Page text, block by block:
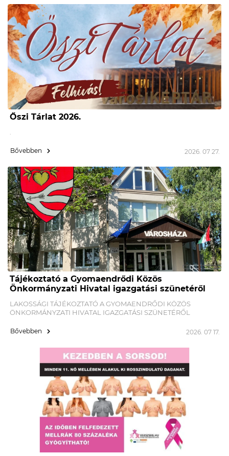
Őszi Tárlat 2026.
Bővebben 2026. 07 27.
Tájékoztató a Gyomaendrődi Közös
Önkormányzati Hivatal igazgatási szünetéről
LAKOSSÁGI TÁJÉKOZTATÓ A GYOMAENDRŐDI KÖZÖS
ÖNKORMÁNYZATI HIVATAL IGAZGATÁSI SZÜNETÉRŐL
Bővebben 2026. 07 17.